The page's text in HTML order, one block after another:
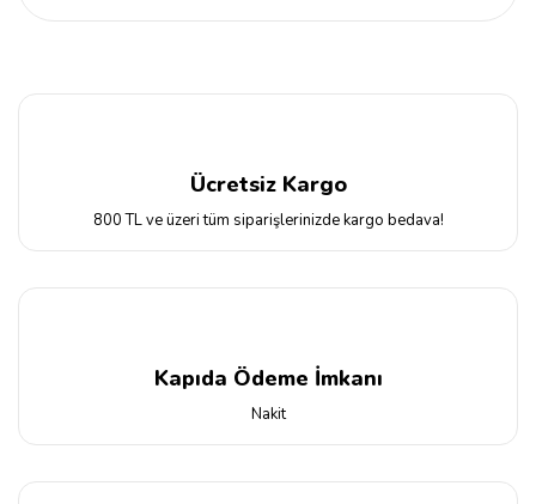
Ücretsiz Kargo
800 TL ve üzeri tüm siparişlerinizde kargo bedava!
Kapıda Ödeme İmkanı
Nakit